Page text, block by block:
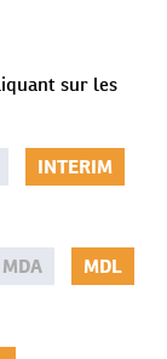
sur les
INTERIM
MDA
MDL